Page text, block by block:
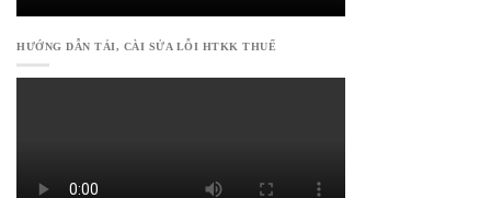
HƯỚNG DẪN TẢI, CÀI SỬA LỖI HTKK THUẾ